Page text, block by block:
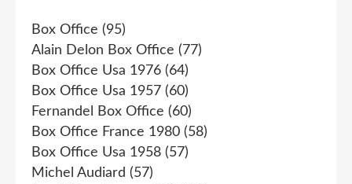
Box Office (95)
Alain Delon Box Office (77)
Box Office Usa 1976 (64)
Box Office Usa 1957 (60)
Fernandel Box Office (60)
Box Office France 1980 (58)
Box Office Usa 1958 (57)
Michel Audiard (57)